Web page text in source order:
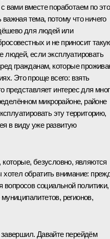
вами вместе поработаем по
тема, потому что ничего
для людей или
и не приносит
людей, если эксплуатировать
гражданам, которые
Это проще всего: взять
представляет интерес для
микрорайоне, районе
эту территорию,
в виду уже развитую
которые, безусловно, являются
обратить внимание:
вопросов социальной политики,
регионов,
Давайте перейдём